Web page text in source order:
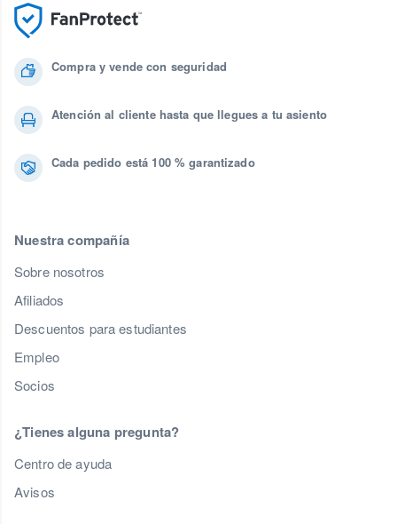
Compra y vende con seguridad
Atención al cliente hasta que llegues a tu asiento
Cada pedido está 100 % garantizado
Nuestra compañía
Sobre nosotros
Afiliados
Descuentos para estudiantes
Empleo
Socios
¿Tienes alguna pregunta?
Centro de ayuda
Avisos